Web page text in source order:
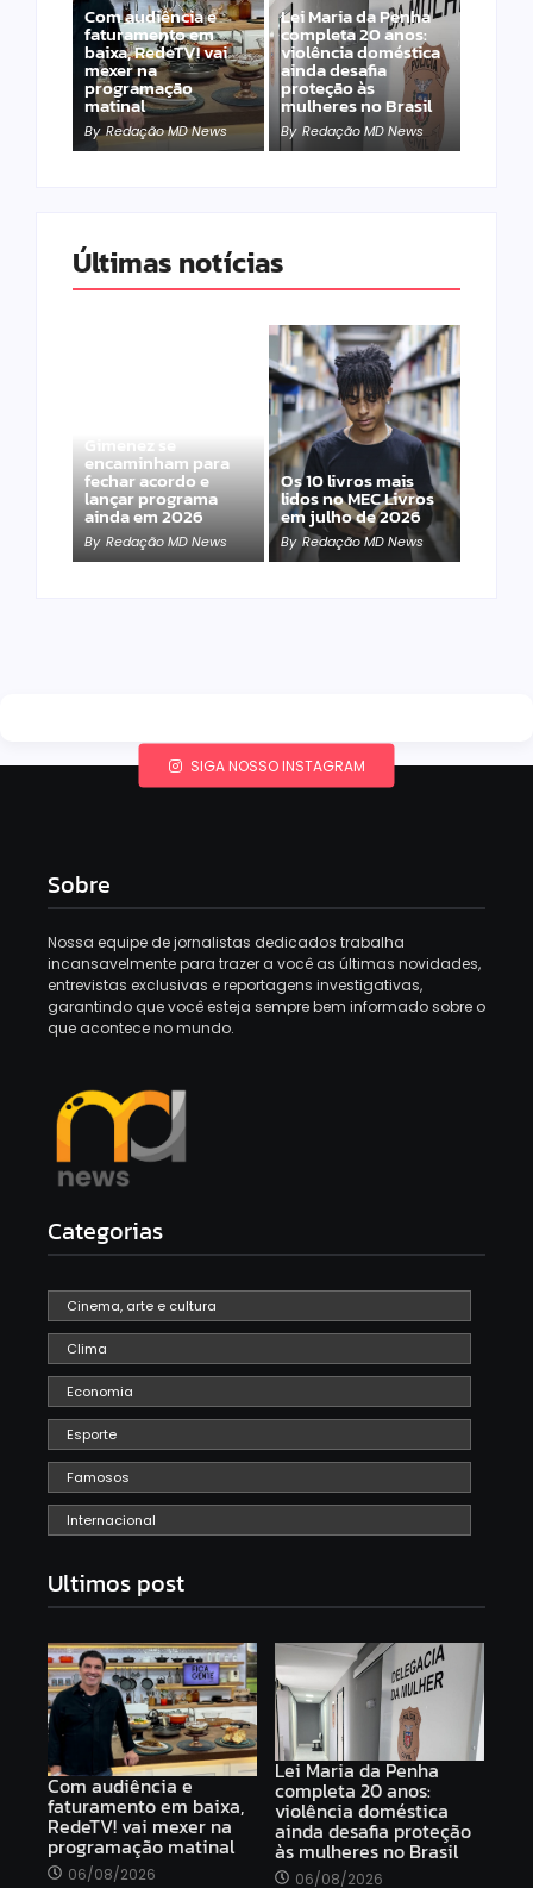
Com audiência e
faturamento em
baixa, RedeTV! vai
mexer na
programação
matinal
By Redação MD News
Lei Maria da Penha
completa 20 anos:
violência doméstica
ainda desafia
proteção às
mulheres no Brasil
By Redação MD News
Últimas notícias
Gimenez se
encaminham para
fechar acordo e
lançar programa
ainda em 2026
By Redação MD News
Os 10 livros mais
lidos no MEC Livros
em julho de 2026
By Redação MD News
SIGA NOSSO INSTAGRAM
Sobre
Nossa equipe de jornalistas dedicados trabalha
incansavelmente para trazer a você as últimas novidades,
entrevistas exclusivas e reportagens investigativas,
garantindo que você esteja sempre bem informado sobre o
que acontece no mundo.
Categorias
Cinema, arte e cultura
Clima
Economia
Esporte
Famosos
Internacional
Ultimos post
Com audiência e
faturamento em baixa,
RedeTV! vai mexer na
programação matinal
06/08/2026
Lei Maria da Penha
completa 20 anos:
violência doméstica
ainda desafia proteção
às mulheres no Brasil
06/08/2026